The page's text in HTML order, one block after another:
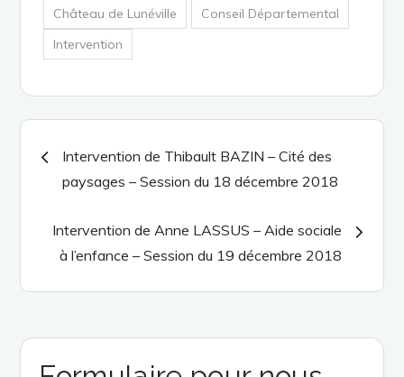
Château de Lunéville
Conseil Départemental
Intervention
Navigation
de
l’article
Intervention de Thibault BAZIN – Cité des
paysages – Session du 18 décembre 2018
Intervention de Anne LASSUS – Aide sociale
à l’enfance – Session du 19 décembre 2018